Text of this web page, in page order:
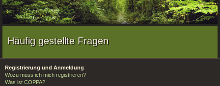
c
h
e
Häufig gestellte Fragen
Registrierung und Anmeldung
Wozu muss ich mich registrieren?
Was ist COPPA?